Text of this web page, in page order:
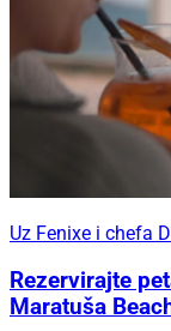
Uz Fenixe i chefa
Rezervirajte
Maratuša